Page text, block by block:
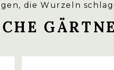
die Wurzeln